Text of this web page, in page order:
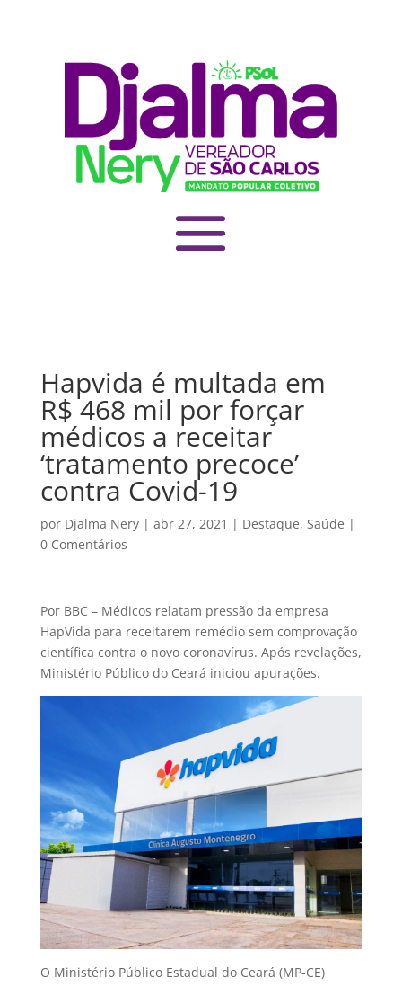
Hapvida é multada em
R$ 468 mil por forçar
médicos a receitar
‘tratamento precoce’
contra Covid-19
por Djalma Nery| abr 27, 2021 | Destaque, Saúde |
0 Comentários
Por BBC – Médicos relatam pressão da empresa
HapVida para receitarem remédio sem comprovação
científica contra o novo coronavírus. Após revelações,
Ministério Público do Ceará iniciou apurações.
O Ministério Público Estadual do Ceará (MP-CE)